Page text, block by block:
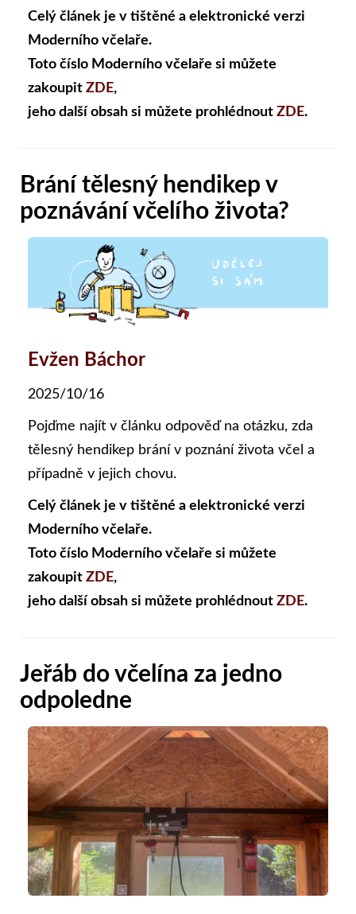
Celý článek je v tištěné a elektronické verzi
Moderního včelaře.
Toto číslo Moderního včelaře si můžete
zakoupit ZDE,
jeho další obsah si můžete prohlédnout ZDE.
Brání tělesný hendikep v
poznávání včelího života?
Evžen Báchor
2025/10/16
Pojďme najít v článku odpověď na otázku, zda
tělesný hendikep brání v poznání života včel a
případně v jejich chovu.
Celý článek je v tištěné a elektronické verzi
Moderního včelaře.
Toto číslo Moderního včelaře si můžete
zakoupit ZDE,
jeho další obsah si můžete prohlédnout ZDE.
Jeřáb do včelína za jedno
odpoledne